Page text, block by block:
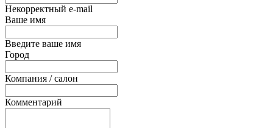
Некорректный e-mail
Ваше имя
Введите ваше имя
Город
Компания / салон
Комментарий